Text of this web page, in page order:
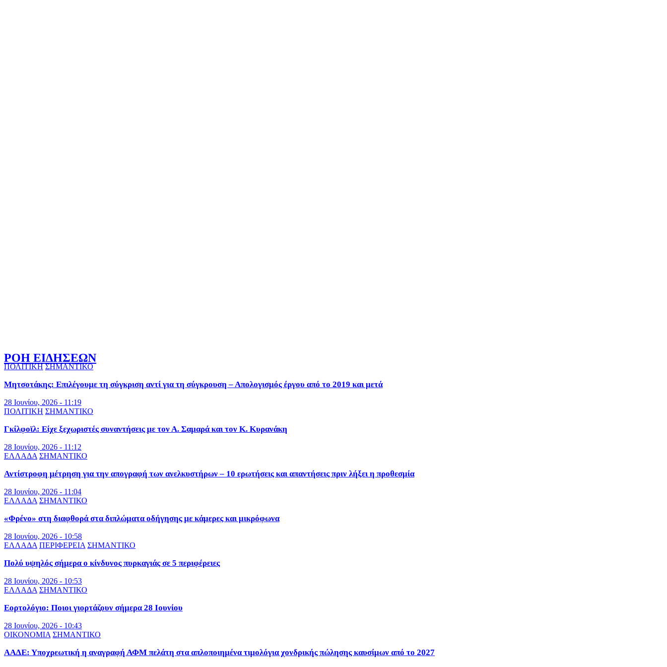
ΡΟΗ ΕΙΔΗΣΕΩΝ
ΠΟΛΙΤΙΚΗ ΣΗΜΑΝΤΙΚΟ
Μητσοτάκης: Επιλέγουμε τη σύγκριση αντί για τη σύγκρουση – Απολογισμός έργου από το 2019 και μετά
28 Ιουνίου, 2026 - 11:19
ΠΟΛΙΤΙΚΗ ΣΗΜΑΝΤΙΚΟ
Γκίλφοϊλ: Είχε ξεχωριστές συναντήσεις με τον Α. Σαμαρά και τον Κ. Κυρανάκη
28 Ιουνίου, 2026 - 11:12
ΕΛΛΑΔΑ ΣΗΜΑΝΤΙΚΟ
Αντίστροφη μέτρηση για την απογραφή των ανελκυστήρων – 10 ερωτήσεις και απαντήσεις πριν λήξει η προθεσμία
28 Ιουνίου, 2026 - 11:04
ΕΛΛΑΔΑ ΣΗΜΑΝΤΙΚΟ
«Φρένο» στη διαφθορά στα διπλώματα οδήγησης με κάμερες και μικρόφωνα
28 Ιουνίου, 2026 - 10:58
ΕΛΛΑΔΑ ΠΕΡΙΦΕΡΕΙΑ ΣΗΜΑΝΤΙΚΟ
Πολύ υψηλός σήμερα ο κίνδυνος πυρκαγιάς σε 5 περιφέρειες
28 Ιουνίου, 2026 - 10:53
ΕΛΛΑΔΑ ΣΗΜΑΝΤΙΚΟ
Εορτολόγιο: Ποιοι γιορτάζουν σήμερα 28 Ιουνίου
28 Ιουνίου, 2026 - 10:43
ΟΙΚΟΝΟΜΙΑ ΣΗΜΑΝΤΙΚΟ
ΑΑΔΕ: Υποχρεωτική η αναγραφή ΑΦΜ πελάτη στα απλοποιημένα τιμολόγια χονδρικής πώλησης καυσίμων από το 2027